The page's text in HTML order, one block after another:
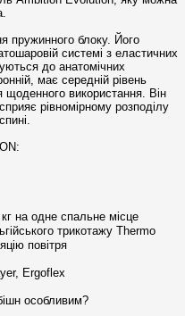
пружинного блоку. Його
системі з еластичних
до анатомічних
має середній рівень
щоденного використання. Він
рівномірному розподілу
на одне спальне місце
трикотажу Thermo
повітря
Ergoflex
особливим?